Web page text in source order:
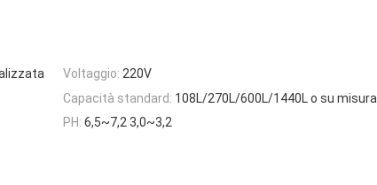
Voltaggio: 220V
Capacità standard: 108L/270L/600L/1440L o su misura
PH: 6,5~7,2 3,0~3,2